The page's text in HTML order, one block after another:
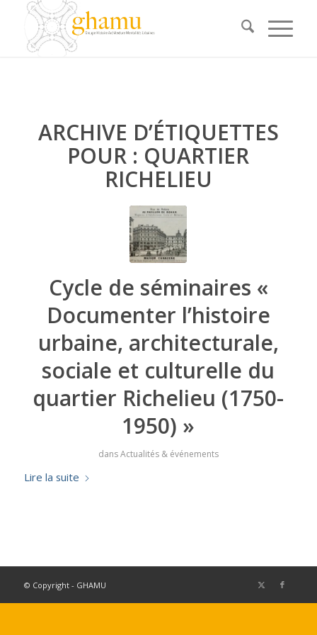
ARCHIVE D’ÉTIQUETTES
POUR : QUARTIER
RICHELIEU
Cycle de séminaires «
Documenter l’histoire
urbaine, architecturale,
sociale et culturelle du
quartier Richelieu (1750-
1950) »
dansActualités & événements
Lire la suite
© Copyright - GHAMU